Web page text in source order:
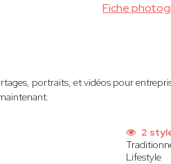
Fiche
portraits, et vidéos pour
2
Lifestyle